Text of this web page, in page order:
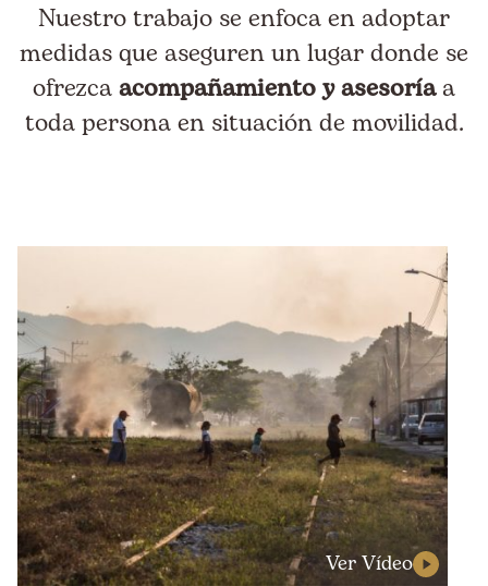
Nuestro trabajo se enfoca en adoptar
medidas que aseguren un lugar donde se
ofrezcaacompañamiento y asesoríaa
toda persona en situación de movilidad.
Ver Vídeo